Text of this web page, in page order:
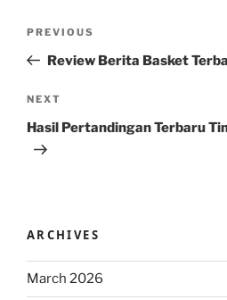
Previous
Post
PREVIOUS
Review Berita Basket
Next
Post
NEXT
Hasil Pertandingan Terbaru
ARCHIVES
March 2026